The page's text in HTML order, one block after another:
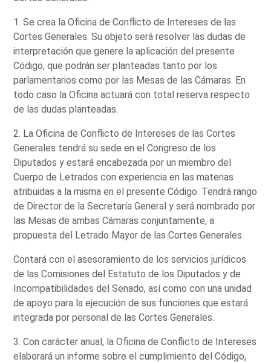
1. Se crea la Oficina de Conflicto de Intereses de las
Cortes Generales. Su objeto será resolver las dudas de
interpretación que genere la aplicación del presente
Código, que podrán ser planteadas tanto por los
parlamentarios como por las Mesas de las Cámaras. En
todo caso la Oficina actuará con total reserva respecto
de las dudas planteadas.
2. La Oficina de Conflicto de Intereses de las Cortes
Generales tendrá su sede en el Congreso de los
Diputados y estará encabezada por un miembro del
Cuerpo de Letrados con experiencia en las materias
atribuidas a la misma en el presente Código. Tendrá rango
de Director de la Secretaría General y será nombrado por
las Mesas de ambas Cámaras conjuntamente, a
propuesta del Letrado Mayor de las Cortes Generales.
Contará con el asesoramiento de los servicios jurídicos
de las Comisiones del Estatuto de los Diputados y de
Incompatibilidades del Senado, así como con una unidad
de apoyo para la ejecución de sus funciones que estará
integrada por personal de las Cortes Generales.
3. Con carácter anual, la Oficina de Conflicto de Intereses
elaborará un informe sobre el cumplimiento del Código,